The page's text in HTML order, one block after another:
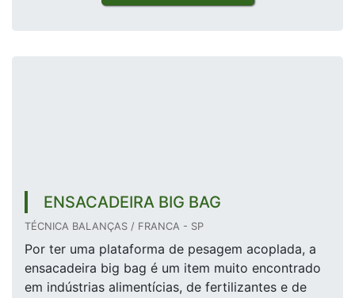
ENSACADEIRA BIG BAG
TÉCNICA BALANÇAS / FRANCA - SP
Por ter uma plataforma de pesagem acoplada, a
ensacadeira big bag é um item muito encontrado
em indústrias alimentícias, de fertilizantes e de